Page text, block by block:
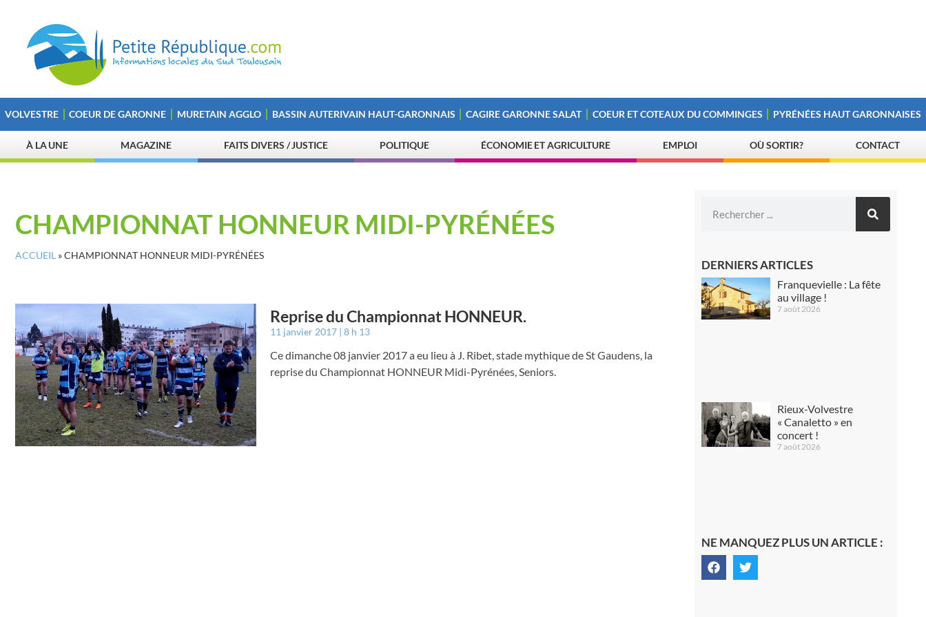
VOLVESTRE COEUR DE GARONNE MURETAIN AGGLO BASSIN AUTERIVAIN HAUT-GARONNAIS CAGIRE GARONNE SALAT COEUR ET COTEAUX DU COMMINGES PYRÉNÉES HAUT GARONNAISES
À LA UNE MAGAZINE FAITS DIVERS / JUSTICE POLITIQUE ÉCONOMIE ET AGRICULTURE EMPLOI OÙ SORTIR? CONTACT
CHAMPIONNAT HONNEUR MIDI-PYRÉNÉES
ACCUEIL »CHAMPIONNAT HONNEUR MIDI-PYRÉNÉES
Reprise du Championnat HONNEUR.
11 janvier 2017 8 h 13
Ce dimanche 08 janvier 2017 a eu lieu à J. Ribet, stade mythique de St Gaudens, la
reprise du Championnat HONNEUR Midi-Pyrénées, Seniors.
DERNIERS ARTICLES
Franquevielle : La fête
au village !
7 août 2026
Rieux-Volvestre
« Canaletto » en
concert !
7 août 2026
NE MANQUEZ PLUS UN ARTICLE :